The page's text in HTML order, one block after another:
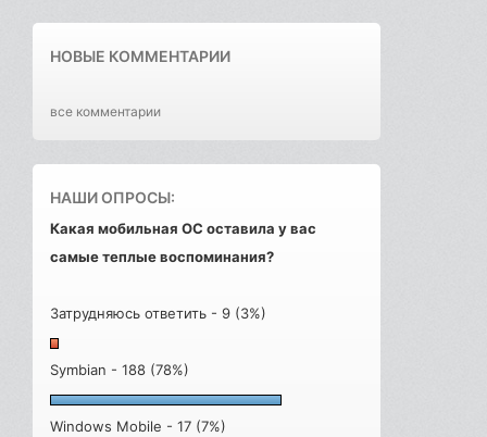
НОВЫЕ КОММЕНТАРИИ
все комментарии
НАШИ ОПРОСЫ:
Какая мобильная ОС оставила у вас
самые теплые воспоминания?
Затрудняюсь ответить - 9 (3%)
Symbian - 188 (78%)
Windows Mobile - 17 (7%)